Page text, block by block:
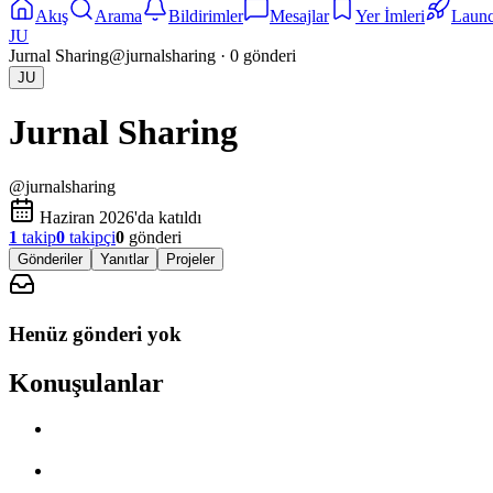
Akış Arama Bildirimler Mesajlar Yer İmleri
JU
Jurnal Sharing@jurnalsharing · 0 gönderi
JU
Jurnal Sharing
@jurnalsharing
Haziran 2026'da katıldı
1 takip0 takipçi0 gönderi
Gönderiler Yanıtlar Projeler
Henüz gönderi yok
Konuşulanlar